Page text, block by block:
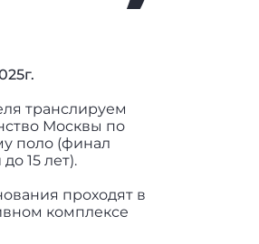
транслируем
Москвы по
поло (финал
15 лет).
проходят в
комплексе